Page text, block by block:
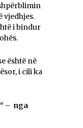
vjedhjes.
i bindur
ёshtё nё
i cili ka
– nga